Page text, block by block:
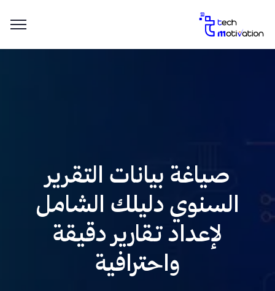
صياغة بيانات التقرير
السنوي دليلك الشامل
لإعداد تقارير دقيقة
واحترافية